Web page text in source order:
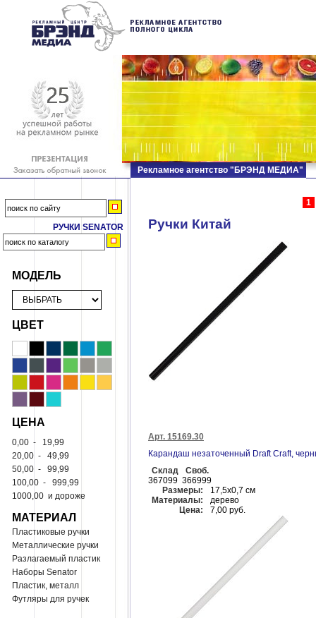
РУЧКИ SENATOR
МОДЕЛЬ
ЦВЕТ
ЦЕНА
0,00 - 19,99
20,00 - 49,99
50,00 - 99,99
100,00 - 999,99
1000,00 и дороже
МАТЕРИАЛ
Пластиковые ручки
Металлические ручки
Разлагаемый пластик
Наборы Senator
Пластик, металл
Футляры для ручек
Рекламное агентство "БРЭНД МЕДИА"
1
Ручки Китай
Арт. 15169.30
Карандаш незаточенный Draft Craft,
Склад
Своб.
367099 366999
Размеры:
17,5х0,7 см
Материалы:
дерево
Цена:
7,00 руб.